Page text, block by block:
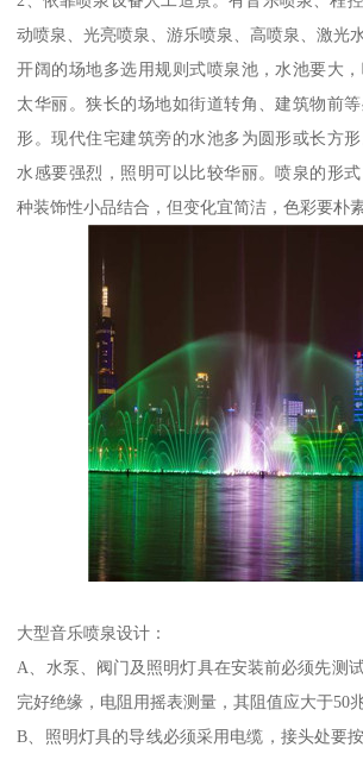
动喷泉、光亮喷泉、游乐喷泉、高喷泉、激光
开阔的场地多选用规则式喷泉池，水池要大
太华丽。狭长的场地如街道转角、建筑物前
形。现代住宅建筑旁的水池多为圆形或长方
水感要强烈，照明可以比较华丽。喷泉的形
种装饰性小品结合，但变化宜简洁，色彩要朴素
大型音乐喷泉设计：
A、水泵、阀门及照明灯具在安装前必须先测
完好绝缘，电阻用摇表测量，其阻值应大于50兆
B、照明灯具的导线必须采用电缆，接头处要